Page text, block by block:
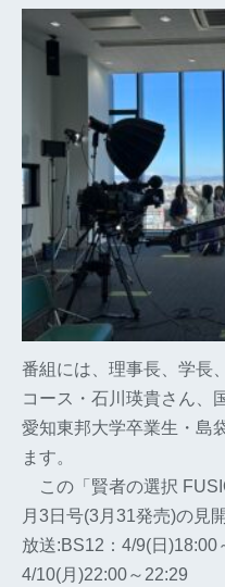
番組には、理事長、学長
コース・石川瑛貴さん、
愛知東邦大学卒業生・島
ます。
この「賢者の選択
月3日号(3月31発売)の見
放送:BS12：4/9(日)18:00
4/10(月)22:00～22:29